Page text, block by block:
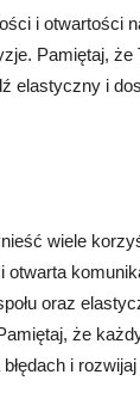
i otwartości
Pamiętaj, że
elastyczny i
wiele
oraz
że
i